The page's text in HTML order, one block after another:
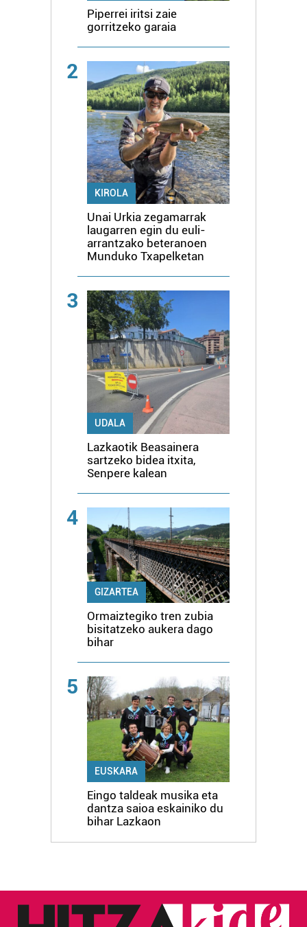
Piperrei iritsi zaie
gorritzeko garaia
2
KIROLA
Unai Urkia zegamarrak
laugarren egin du euli-
arrantzako beteranoen
Munduko Txapelketan
3
UDALA
Lazkaotik Beasainera
sartzeko bidea itxita,
Senpere kalean
4
GIZARTEA
Ormaiztegiko tren zubia
bisitatzeko aukera dago
bihar
5
EUSKARA
Eingo taldeak musika eta
dantza saioa eskainiko du
bihar Lazkaon